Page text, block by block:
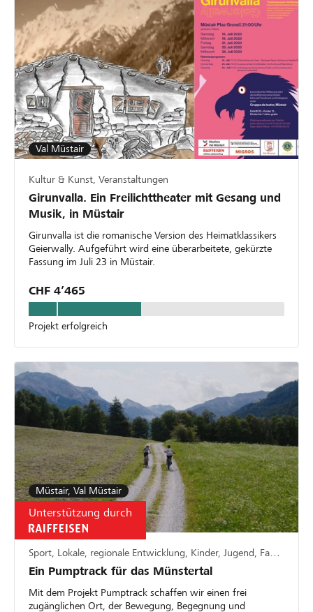
Val Müstair
Kultur & Kunst, Veranstaltungen
Girunvalla. Ein Freilichttheater mit Gesang und
Musik, in Müstair
Girunvalla ist die romanische Version des Heimatklassikers
Geierwally. Aufgeführt wird eine überarbeitete, gekürzte
Fassung im Juli 23 in Müstair.
CHF 4’465
Projekt erfolgreich
Müstair, Val Müstair
Unterstützung durch
Sport, Lokale, regionale Entwicklung, Kinder, Jugend, Familie
Ein Pumptrack für das Münstertal
Mit dem Projekt Pumptrack schaffen wir einen frei
zugänglichen Ort, der Bewegung, Begegnung und